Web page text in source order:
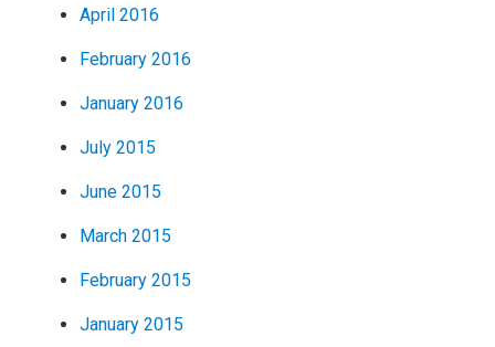
April 2016
February 2016
January 2016
July 2015
June 2015
March 2015
February 2015
January 2015